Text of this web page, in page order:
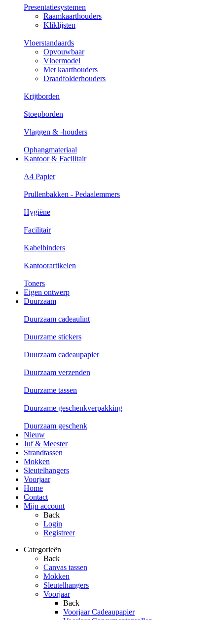
Presentatiesystemen
Raamkaarthouders
Kliklijsten
Vloerstandaards
Opvouwbaar
Vloermodel
Met kaarthouders
Draadfolderhouders
Krijtborden
Stoepborden
Vlaggen & -houders
Ophangmateriaal
Kantoor & Facilitair
A4 Papier
Prullenbakken - Pedaalemmers
Hygiëne
Facilitair
Kabelbinders
Kantoorartikelen
Toners
Eigen ontwerp
Duurzaam
Duurzaam cadeaulint
Duurzame stickers
Duurzaam cadeaupapier
Duurzaam verzenden
Duurzame tassen
Duurzame geschenkverpakking
Duurzaam geschenk
Nieuw
Juf & Meester
Strandtassen
Mokken
Sleutelhangers
Voorjaar
Home
Contact
Mijn account
Back
Login
Registreer
Categorieën
Back
Canvas tassen
Mokken
Sleutelhangers
Voorjaar
Back
Voorjaar Cadeaupapier